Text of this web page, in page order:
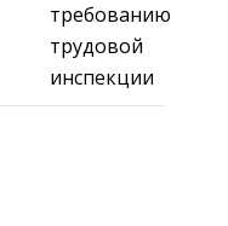
требованию
трудовой
инспекции